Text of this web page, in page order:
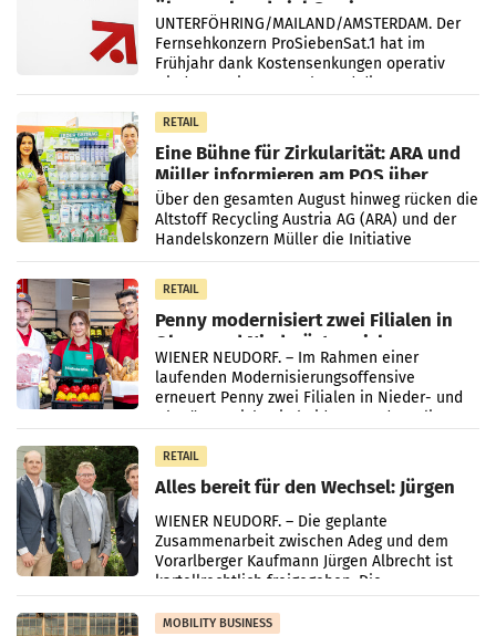
überraschend viel Gewinn
UNTERFÖHRING/MAILAND/AMSTERDAM. Der
Fernsehkonzern ProSiebenSat.1 hat im
Frühjahr dank Kostensenkungen operativ
wieder Gewinn gemacht und die
RETAIL
Eine Bühne für Zirkularität: ARA und
Müller informieren am POS über
Kreislauffähigkeit
Über den gesamten August hinweg rücken die
Altstoff Recycling Austria AG (ARA) und der
Handelskonzern Müller die Initiative
„Kreislauf-Helden“ in allen österreichischen
Müller-Filialen
RETAIL
Penny modernisiert zwei Filialen in
Ober- und Niederösterreich
WIENER NEUDORF. – Im Rahmen einer
laufenden Modernisierungsoffensive
erneuert Penny zwei Filialen in Nieder- und
Oberösterreich. Die beiden Standorte liegen
RETAIL
Alles bereit für den Wechsel: Jürgen
Albrecht setzt ab 1.1.2027 auf Adeg
WIENER NEUDORF. – Die geplante
Zusammenarbeit zwischen Adeg und dem
Vorarlberger Kaufmann Jürgen Albrecht ist
kartellrechtlich freigegeben: Die
Bundeswettbewerbsbehörde und der
Bundeskartellanwalt
MOBILITY BUSINESS